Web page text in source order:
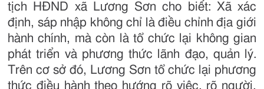
tịch HĐND xã Lương Sơn cho biết: Xã xác
định, sáp nhập không chỉ là điều chỉnh địa giới
hành chính, mà còn là tổ chức lại không gian
phát triển và phương thức lãnh đạo, quản lý.
Trên cơ sở đó, Lương Sơn tổ chức lại phương
thức điều hành theo hướng rõ việc, rõ người,